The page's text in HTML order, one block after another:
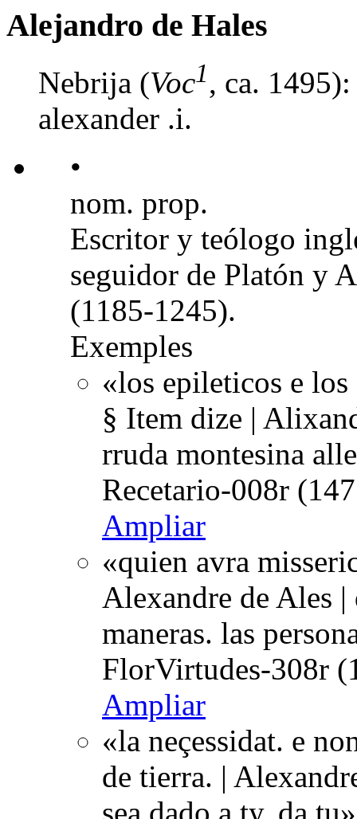
Alejandro de Hales
Nebrija (Voc1, ca.
alexander .i.
•
nom. prop.
Escritor y teólogo
seguidor de Platón y
(1185-1245).
Exemples
«los epileticos e
§ Item dize |
rruda montesina
Recetario-008r
Ampliar
«quien avra
Alexandre de Ales |
maneras. las
FlorVirtudes-308r
Ampliar
«la neçessidat. e
de tierra. |
sea dado a ty. da